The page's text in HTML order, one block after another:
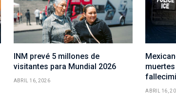
INM prevé 5 millones de
visitantes para Mundial 2026
ABRIL 16, 2026
ABRIL 16,